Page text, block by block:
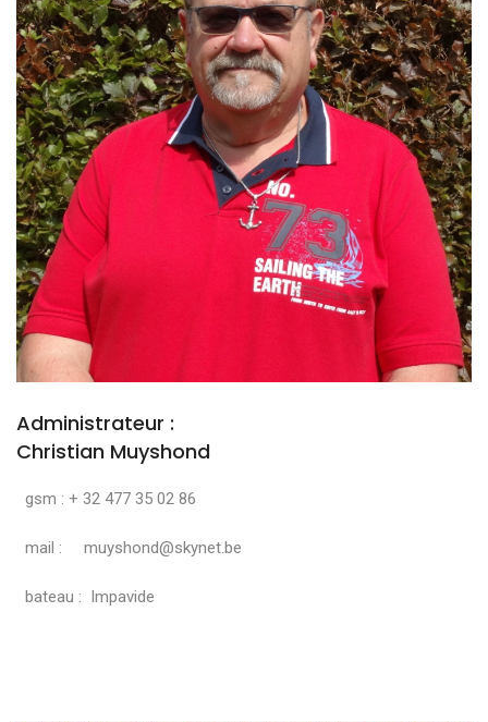
Administrateur :
Christian Muyshond
gsm : + 32 477 35 02 86
mail : muyshond@skynet.be
bateau : Impavide